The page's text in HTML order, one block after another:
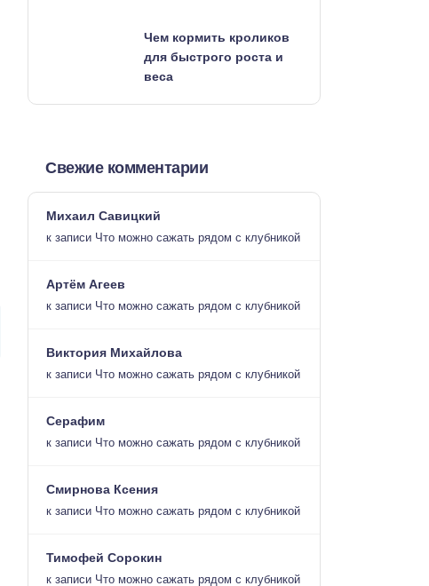
Чем кормить кроликов
для быстрого роста и
веса
Свежие комментарии
Михаил Савицкий
к записи Что можно сажать рядом с клубникой
Артём Агеев
к записи Что можно сажать рядом с клубникой
Виктория Михайлова
к записи Что можно сажать рядом с клубникой
Серафим
к записи Что можно сажать рядом с клубникой
Смирнова Ксения
к записи Что можно сажать рядом с клубникой
Тимофей Сорокин
к записи Что можно сажать рядом с клубникой